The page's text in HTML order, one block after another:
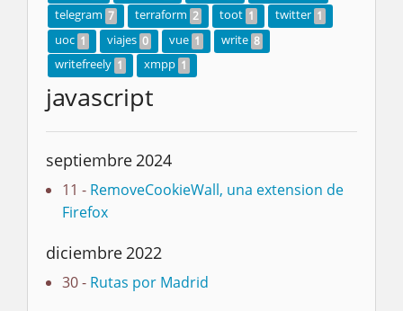
telegram 7 terraform 2 toot 1 twitter 1
uoc 1 viajes 0 vue 1 write 8
writefreely 1 xmpp 1
javascript
septiembre 2024
11 - RemoveCookieWall, una extension de
Firefox
diciembre 2022
30 - Rutas por Madrid